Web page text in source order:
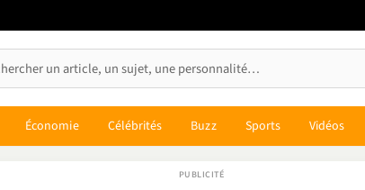
Économie Célébrités Buzz Sports Vidéos